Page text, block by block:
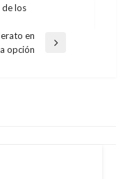
los
en
opción